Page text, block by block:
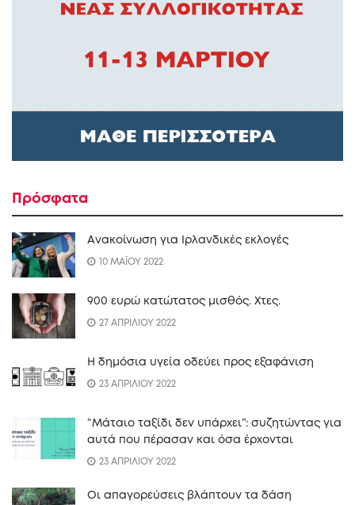
Πρόσφατα
Ανακοίνωση για Ιρλανδικές εκλογές
10 ΜΑΪΟΥ 2022
900 ευρώ κατώτατος μισθός. Xτες.
27 ΑΠΡΙΛΙΟΥ 2022
Η δημόσια υγεία οδεύει προς εξαφάνιση
23 ΑΠΡΙΛΙΟΥ 2022
“Mάταιο ταξίδι δεν υπάρχει”: συζητώντας για
αυτά που πέρασαν και όσα έρχονται
23 ΑΠΡΙΛΙΟΥ 2022
Οι απαγορεύσεις βλάπτουν τα δάση